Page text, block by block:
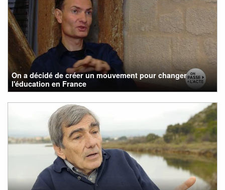
On a décidé de créer un mouvement pour changer
l'éducation en France